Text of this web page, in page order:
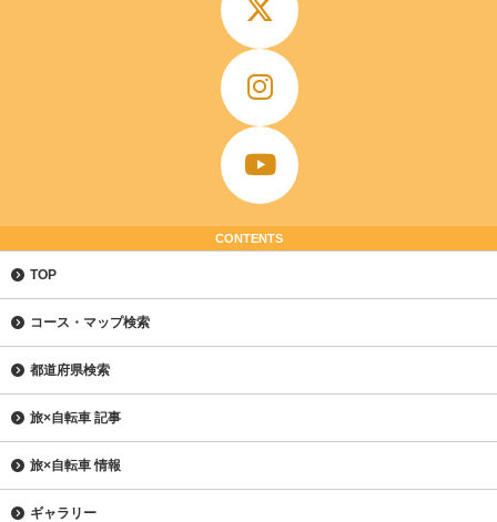
CONTENTS
TOP
コース・マップ検索
都道府県検索
旅×自転車 記事
旅×自転車 情報
ギャラリー